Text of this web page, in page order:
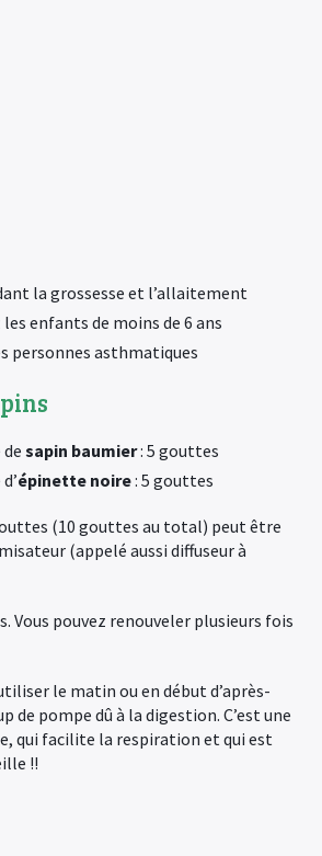
la grossesse et l’allaitement
enfants de moins de 6 ans
personnes asthmatiques
sapin baumier: 5 gouttes
épinette noire: 5 gouttes
(10 gouttes au total) peut être
(appelé aussi diffuseur à
Vous pouvez renouveler plusieurs fois
le matin ou en début d’après-
de pompe dû à la digestion. C’est une
qui facilite la respiration et qui est
!!